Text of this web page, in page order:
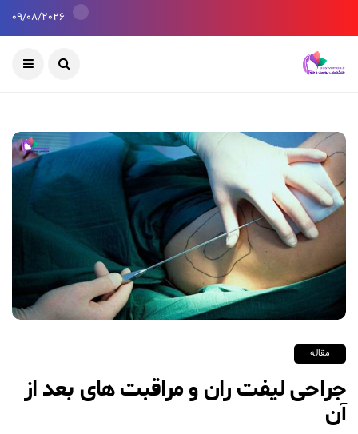
09/08/2026
مقاله
جراحی لیفت ران و مراقبت های بعد از
آن